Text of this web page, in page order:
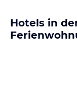
Hotels in